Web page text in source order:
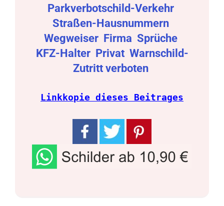
Parkverbotschild-Verkehr
Straßen-Hausnummern
Wegweiser Firma Sprüche
KFZ-Halter Privat Warnschild-
Zutritt verboten
Linkkopie dieses Beitrages